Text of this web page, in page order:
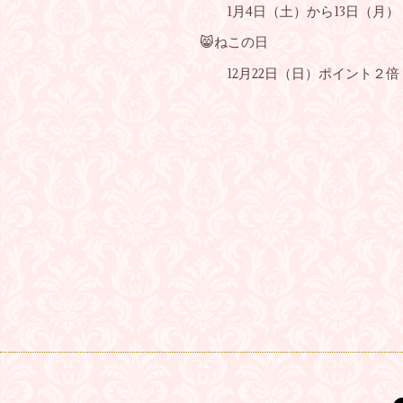
1月4日（土）から13日（月）
😸ねこの日
12月22日（日）ポイント２倍